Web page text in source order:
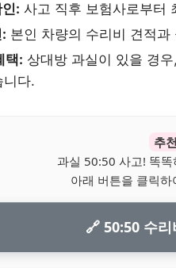
: 사고 직후 보험사로부터
본인 차량의 수리비 견적
택: 상대방 과실이 있을 경
니다.
추
과실 50:50 사고! 똑
아래 버튼을 클릭
🔗 50:50 수